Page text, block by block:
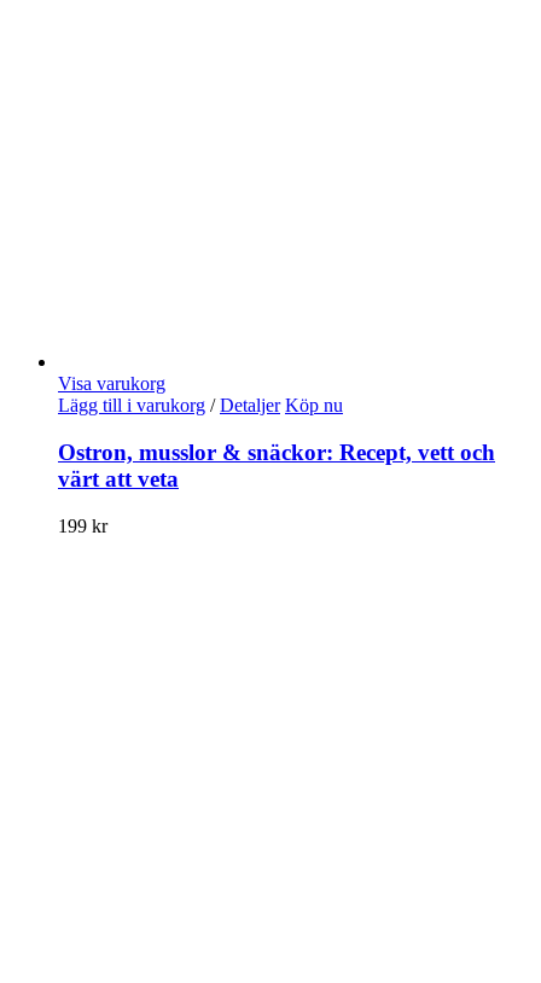
Visa varukorg
Lägg till i varukorg / Detaljer Köp nu
Ostron, musslor & snäckor: Recept, vett och
värt att veta
199 kr